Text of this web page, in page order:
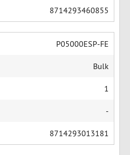
8714293460855
P05000ESP-FE
Bulk
1
-
8714293013181